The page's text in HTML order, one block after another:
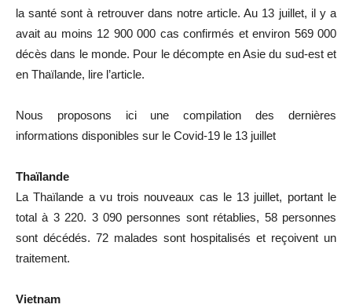
la santé sont à retrouver dans notre article. Au 13 juillet, il y a
avait au moins 12 900 000 cas confirmés et environ 569 000
décès dans le monde. Pour le décompte en Asie du sud-est et
en Thaïlande, lire l’article.
Nous proposons ici une compilation des dernières
informations disponibles sur le Covid-19 le 13 juillet
Thaïlande
La Thaïlande a vu trois nouveaux cas le 13 juillet, portant le
total à 3 220. 3 090 personnes sont rétablies, 58 personnes
sont décédés. 72 malades sont hospitalisés et reçoivent un
traitement.
Vietnam